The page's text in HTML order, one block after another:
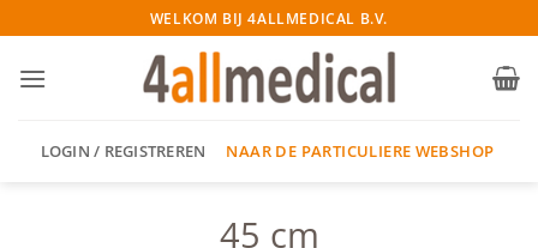
naar
inhoud
WELKOM BIJ 4ALLMEDICAL B.V.
LOGIN / REGISTREREN NAAR DE PARTICULIERE WEBSHOP
45 cm